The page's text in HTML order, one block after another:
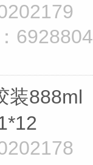
装888ml